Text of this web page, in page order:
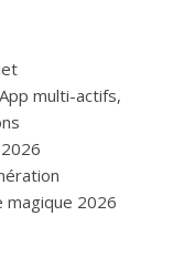
multi-actifs,
magique 2026